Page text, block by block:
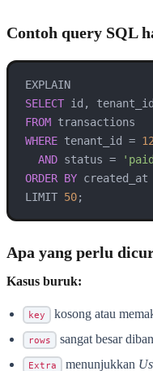
Contoh query SQL
EXPLAIN
SELECT
FROM
WHERE tenant_id =
AND status =
ORDER BY created_at
LIMIT 50;
Apa yang perlu
Kasus buruk:
key kosong atau
rows sangat besar
Extra menunjukkan